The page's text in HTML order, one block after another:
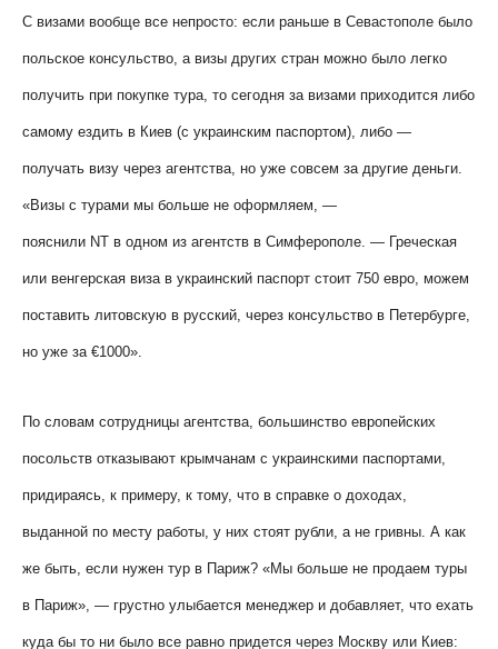
С визами вообще все непросто: если раньше в Севастополе было
польское консульство, а визы других стран можно было легко
получить при покупке тура, то сегодня за визами приходится либо
самому ездить в Киев (с украинским паспортом), либо —
получать визу через агентства, но уже совсем за другие деньги.
«Визы с турами мы больше не оформляем, —
пояснили NT в одном из агентств в Симферополе. — Греческая
или венгерская виза в украинский паспорт стоит 750 евро, можем
поставить литовскую в русский, через консульство в Петербурге,
но уже за €1000».
По словам сотрудницы агентства, большинство европейских
посольств отказывают крымчанам с украинскими паспортами,
придираясь, к примеру, к тому, что в справке о доходах,
выданной по месту работы, у них стоят рубли, а не гривны. А как
же быть, если нужен тур в Париж? «Мы больше не продаем туры
в Париж», — грустно улыбается менеджер и добавляет, что ехать
куда бы то ни было все равно придется через Москву или Киев: